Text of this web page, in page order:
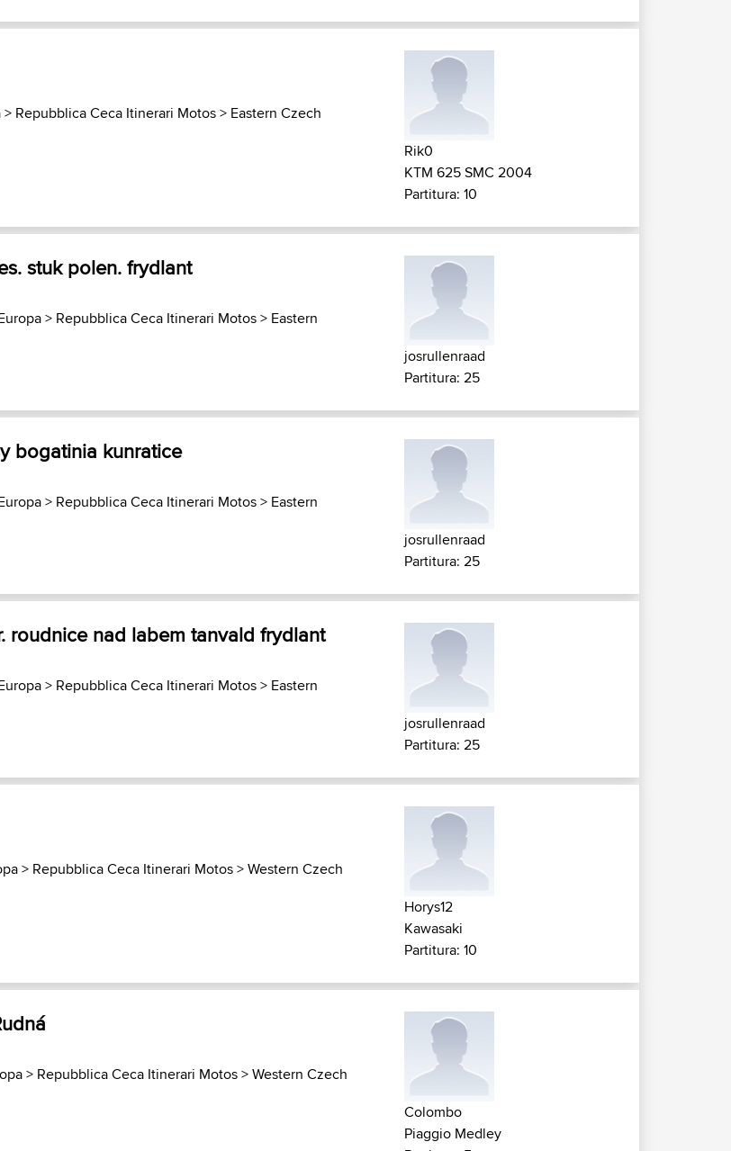
> Repubblica Ceca Itinerari Motos> Eastern Czech
Rik0
KTM 625 SMC 2004
Partitura: 10
stuk polen. frydlant
> Repubblica Ceca Itinerari Motos> Eastern
josrullenraad
Partitura: 25
bogatinia kunratice
> Repubblica Ceca Itinerari Motos> Eastern
josrullenraad
Partitura: 25
roudnice nad labem tanvald frydlant
> Repubblica Ceca Itinerari Motos> Eastern
josrullenraad
Partitura: 25
> Repubblica Ceca Itinerari Motos>Western Czech
Horys12
Kawasaki
Partitura: 10
> Repubblica Ceca Itinerari Motos>Western Czech
Colombo
Piaggio Medley